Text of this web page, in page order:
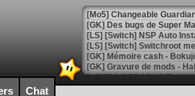
[Mo5] Changeable
[GK] Des bugs de Super
[LS] [Switch] NSP Auto
Chat